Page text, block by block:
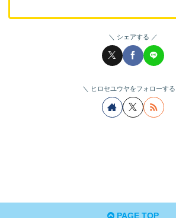
シェアする
ヒロセユウヤをフォローする
PAGE TOP